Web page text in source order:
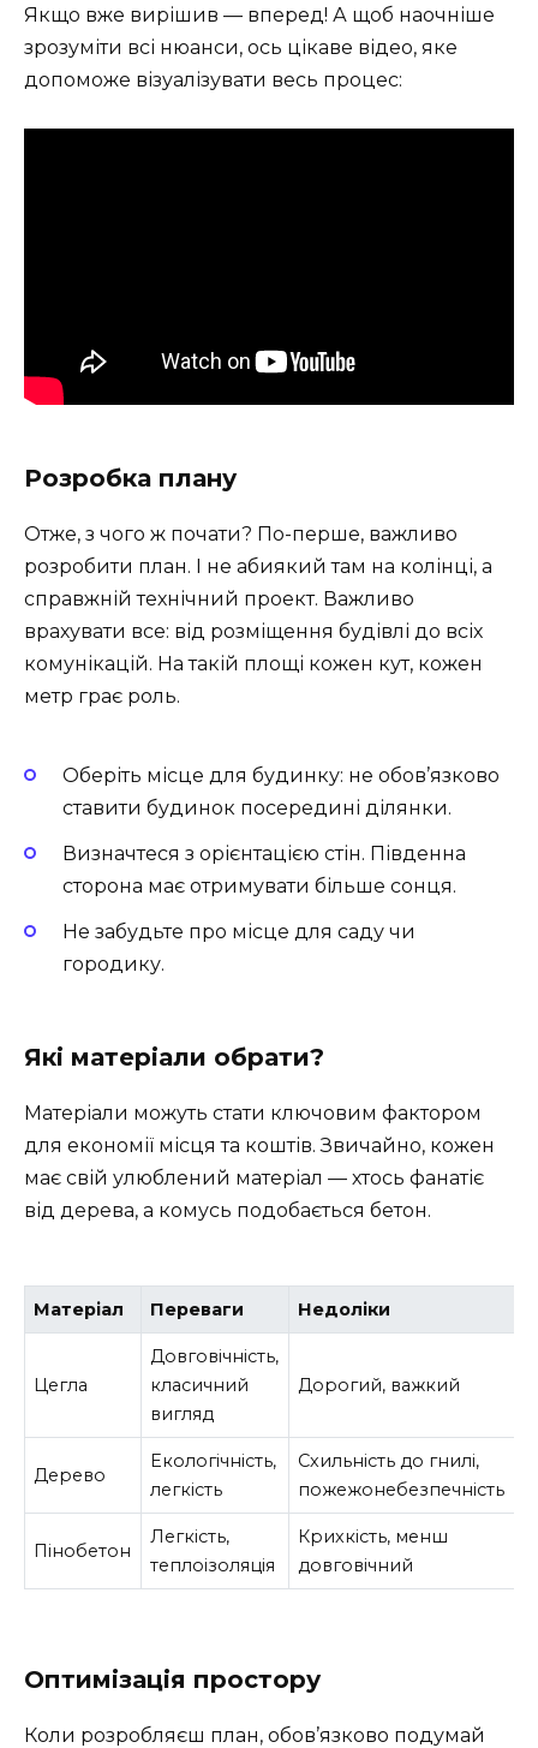
Якщо вже вирішив — вперед! А щоб наочніше
зрозуміти всі нюанси, ось цікаве відео, яке
допоможе візуалізувати весь процес:
Розробка плану
Отже, з чого ж почати? По-перше, важливо
розробити план. І не абиякий там на колінці, а
справжній технічний проект. Важливо
врахувати все: від розміщення будівлі до всіх
комунікацій. На такій площі кожен кут, кожен
метр грає роль.
Оберіть місце для будинку: не обов’язково
ставити будинок посередині ділянки.
Визначтеся з орієнтацією стін. Південна
сторона має отримувати більше сонця.
Не забудьте про місце для саду чи
городику.
Які матеріали обрати?
Матеріали можуть стати ключовим фактором
для економії місця та коштів. Звичайно, кожен
має свій улюблений матеріал — хтось фанатіє
від дерева, а комусь подобається бетон.
Матеріал Переваги Недоліки
Цегла
Довговічність,
класичний
вигляд
Дорогий, важкий
Дерево
Екологічність,
легкість
Схильність до гнилі,
пожежонебезпечність
Пінобетон
Легкість,
теплоізоляція
Крихкість, менш
довговічний
Оптимізація простору
Коли розробляєш план, обов’язково подумай